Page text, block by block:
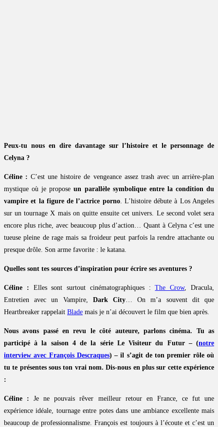
Peux-tu nous en dire davantage sur l’histoire et le personnage de
Celyna ?
Céline : C’est une histoire de vengeance assez trash avec un arrière-plan
mystique où je proposeun parallèle symbolique entre la condition du
vampire et la figure de l’actrice porno. L’histoire débute à Los Angeles
sur un tournage X mais on quitte ensuite cet univers. Le second volet sera
encore plus riche, avec beaucoup plus d’action… Quant à Celyna c’est une
tueuse pleine de rage mais sa froideur peut parfois la rendre attachante ou
presque drôle. Son arme favorite : le katana.
Quelles sont tes sources d’inspiration pour écrire ses aventures ?
Céline : Elles sont surtout cinématographiques :The Crow, Dracula,
Entretien avec un Vampire, Dark City… On m’a souvent dit que
Heartbreaker rappelait Blade mais je n’ai découvert le film que bien après.
Nous avons passé en revu le côté auteure, parlons cinéma. Tu as
participé à la saison 4 de la série Le Visiteur du Futur – (notre
interview avec François Descraques) – il s’agit de ton premier rôle où
tu te présentes sous ton vrai nom. Dis-nous en plus sur cette expérience
:
Céline : Je ne pouvais rêver meilleur retour en France, ce fut une
expérience idéale, tournage entre potes dans une ambiance excellente mais
beaucoup de professionnalisme. François est toujours à l’écoute et c’est un